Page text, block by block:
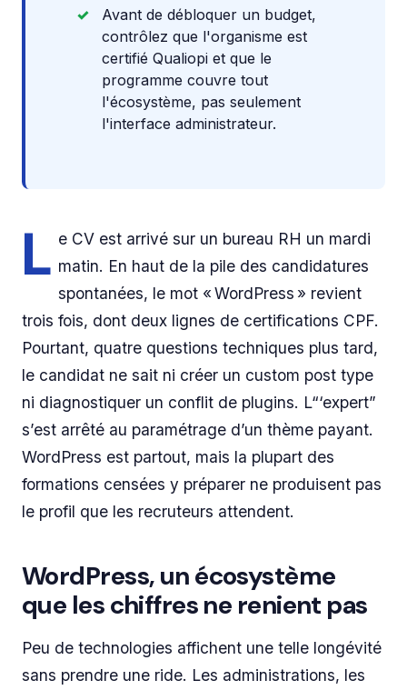
Avant de débloquer un budget,
contrôlez que l'organisme est
certifié Qualiopi et que le
programme couvre tout
l'écosystème, pas seulement
l'interface administrateur.
L e CV est arrivé sur un bureau RH un mardi
matin. En haut de la pile des candidatures
spontanées, le mot « WordPress » revient
trois fois, dont deux lignes de certifications CPF.
Pourtant, quatre questions techniques plus tard,
le candidat ne sait ni créer un custom post type
ni diagnostiquer un conflit de plugins. L“‘expert”
s’est arrêté au paramétrage d’un thème payant.
WordPress est partout, mais la plupart des
formations censées y préparer ne produisent pas
le profil que les recruteurs attendent.
WordPress, un écosystème
que les chiffres ne renient pas
Peu de technologies affichent une telle longévité
sans prendre une ride. Les administrations, les